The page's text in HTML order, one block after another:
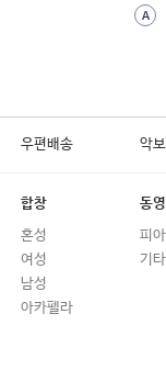
Never
25 Rewrite
27 Speak
28 The
29
A
우편배송 악
합창
혼성
여성
남성
아카펠라
동
피
기